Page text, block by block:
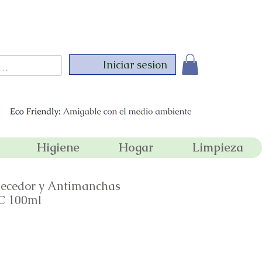
Iniciar sesion
Higiene Hogar Limpieza
y Antimanchas
100ml